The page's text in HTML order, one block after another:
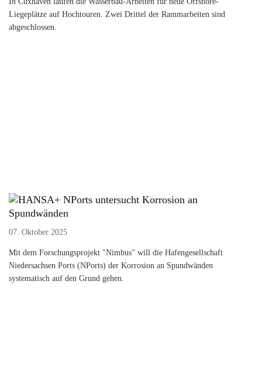
Liegeplätze auf Hochtouren. Zwei Drittel der Rammarbeiten sind
abgeschlossen.
NPorts untersucht Korrosion an
Spundwänden
07. Oktober 2025
Mit dem Forschungsprojekt "Nimbus" will die Hafengesellschaft
Niedersachsen Ports (NPorts) der Korrosion an Spundwänden
systematisch auf den Grund gehen.